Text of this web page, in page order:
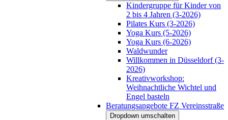
Kindergruppe für Kinder von
2 bis 4 Jahren (3-2026)
Pilates Kurs (3-2026)
Yoga Kurs (5-2026)
Yoga Kurs (6-2026)
Waldwunder
Willkommen in Düsseldorf (3-
2026)
Kreativworkshop:
Weihnachtliche Wichtel und
Engel basteln
Beratungsangebote FZ Vereinsstraße
Dropdown umschalten